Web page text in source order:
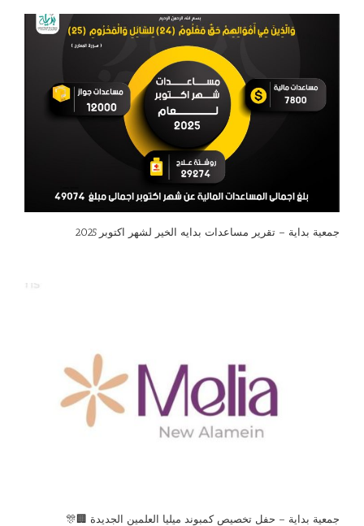
جمعية بداية – تقرير مساعدات بدايه الخير لشهر اكتوبر 2025
جمعية بداية – حفل تخصيص كمبوند ميليا العلمين الجديدة 🏢🎊